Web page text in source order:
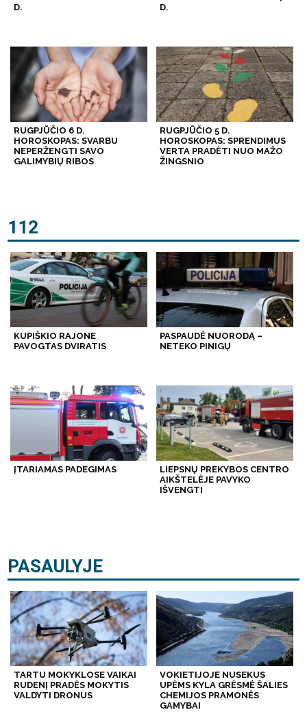
D.
D.
RUGPJŪČIO 6 D.
HOROSKOPAS: SVARBU
NEPERŽENGTI SAVO
GALIMYBIŲ RIBOS
RUGPJŪČIO 5 D.
HOROSKOPAS: SPRENDIMUS
VERTA PRADĖTI NUO MAŽO
ŽINGSNIO
112
KUPIŠKIO RAJONE
PAVOGTAS DVIRATIS
PASPAUDĖ NUORODĄ –
NETEKO PINIGŲ
ĮTARIAMAS PADEGIMAS
LIEPSNŲ PREKYBOS CENTRO
AIKŠTELĖJE PAVYKO
IŠVENGTI
PASAULYJE
TARTU MOKYKLOSE VAIKAI
RUDENĮ PRADĖS MOKYTIS
VALDYTI DRONUS
VOKIETIJOJE NUSEKUS
UPĖMS KYLA GRĖSMĖ ŠALIES
CHEMIJOS PRAMONĖS
GAMYBAI